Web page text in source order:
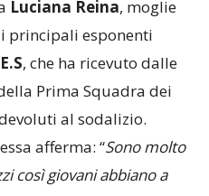
”.
Luciana Reina, moglie
principali esponenti
, che ha ricevuto dalle
Prima Squadra dei
al sodalizio.
afferma: “Sono molto